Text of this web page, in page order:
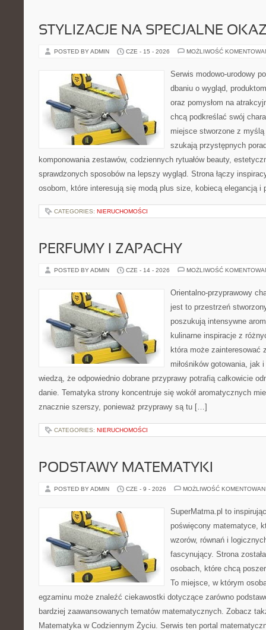
STYLIZACJE NA SPECJALNE
POSTED BY ADMIN CZE - 15 - 2026 MOŻLIWOŚĆ
Serwis modowo-urodowy
dbaniu o wygląd,
oraz pomysłom na
chcą podkreślać swój
miejsce stworzone z
szukają przystępnych
komponowania zestawów, codziennych rytuałów beauty,
sprawdzonych sposobów na lepszy wygląd. Strona łączy
osobom, które interesują się modą plus size, kobiecą elegancją
CATEGORIES: NIERUCHOMOŚCI
PERFUMY I ZAPACHY
POSTED BY ADMIN CZE - 14 - 2026 MOŻLIWOŚĆ
Orientalno-przyprawowy
jest to przestrzeń
poszukują intensywne
kulinarne inspiracje z
która może zainteresować
miłośników gotowania, jak
wiedzą, że odpowiednio dobrane przyprawy potrafią całkowicie
danie. Tematyka strony koncentruje się wokół aromatycznych
znacznie szerszy, ponieważ przyprawy są tu […]
CATEGORIES: NIERUCHOMOŚCI
PODSTAWY MATEMATYKI
POSTED BY ADMIN CZE - 9 - 2026 MOŻLIWOŚĆ
SuperMatma.pl to
poświęcony matematyce,
wzorów, równań i
fascynujący. Strona
osobach, które chcą
To miejsce, w którym
egzaminu może znaleźć ciekawostki dotyczące zarówno
bardziej zaawansowanych tematów matematycznych. Zobacz
Matematyka w Codziennym Życiu. Serwis ten portal